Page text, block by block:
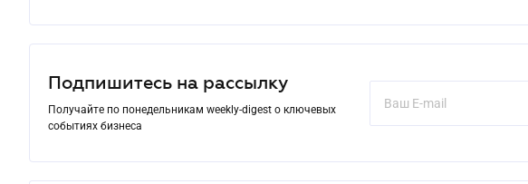
Подпишитесь на рассылку
Получайте по понедельникам weekly-digest о ключевых
событиях бизнеса